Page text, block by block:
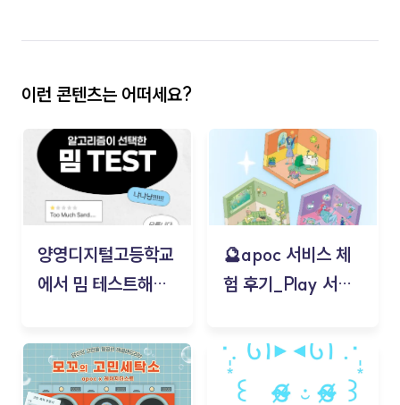
이런 콘텐츠는 어떠세요?
양영디지털고등학교
에서 밈 테스트해보
🔮apoc 서비스 체
험 후기_Play 서비
김태현